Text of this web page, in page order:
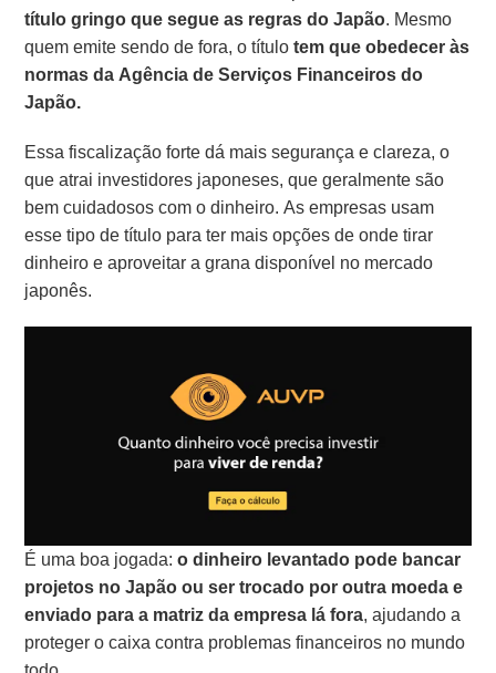
título gringo que segue as regras do Japão. Mesmo
quem emite sendo de fora, o títulotem que obedecer às
normas da Agência de Serviços Financeiros do
Japão.
Essa fiscalização forte dá mais segurança e clareza, o
que atrai investidores japoneses, que geralmente são
bem cuidadosos com o dinheiro. As empresas usam
esse tipo de título para ter mais opções de onde tirar
dinheiro e aproveitar a grana disponível no mercado
japonês.
É uma boa jogada:o dinheiro levantado pode bancar
projetos no Japão ou ser trocado por outra moeda e
enviado para a matriz da empresa lá fora, ajudando a
proteger o caixa contra problemas financeiros no mundo